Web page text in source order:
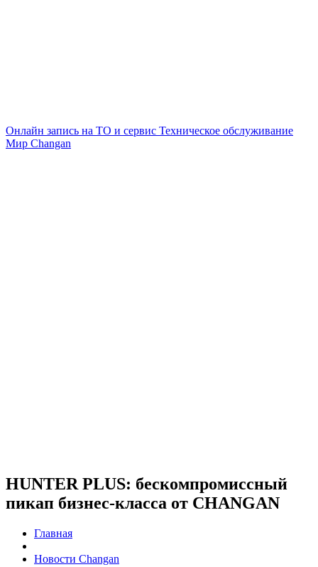
Онлайн запись на ТО и сервис Техническое обслуживание
Мир Changan
HUNTER PLUS: бескомпромиссный
пикап бизнес-класса от CHANGAN
Главная
Новости Changan